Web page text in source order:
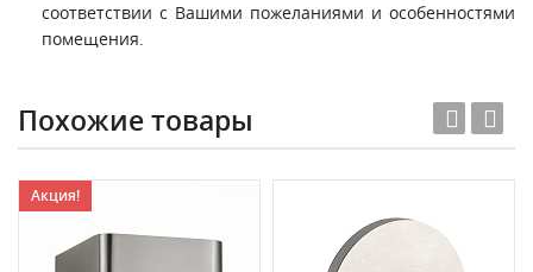
соответствии с Вашими пожеланиями и особенностями
помещения.
Похожие товары
Акция!